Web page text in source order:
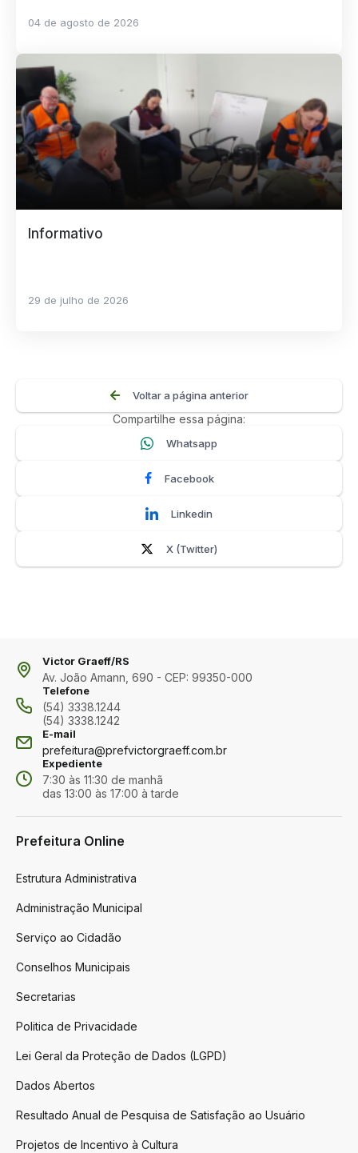
04 de agosto de 2026
Informativo
29 de julho de 2026
Voltar a página anterior
Compartilhe essa página:
Whatsapp
Facebook
Linkedin
X (Twitter)
Victor Graeff/RS
Av. João Amann, 690 - CEP: 99350-000
Telefone
(54) 3338.1244
(54) 3338.1242
E-mail
prefeitura@prefvictorgraeff.com.br
Expediente
7:30 às 11:30 de manhã
das 13:00 às 17:00 à tarde
Prefeitura Online
Estrutura Administrativa
Administração Municipal
Serviço ao Cidadão
Conselhos Municipais
Secretarias
Politica de Privacidade
Lei Geral da Proteção de Dados (LGPD)
Dados Abertos
Resultado Anual de Pesquisa de Satisfação ao Usuário
Projetos de Incentivo à Cultura